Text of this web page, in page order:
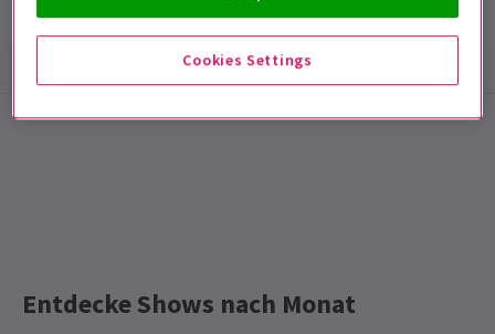
Show-Infos Barrierefreiheit
Entdecke Shows nach Monat
Cookies Settings